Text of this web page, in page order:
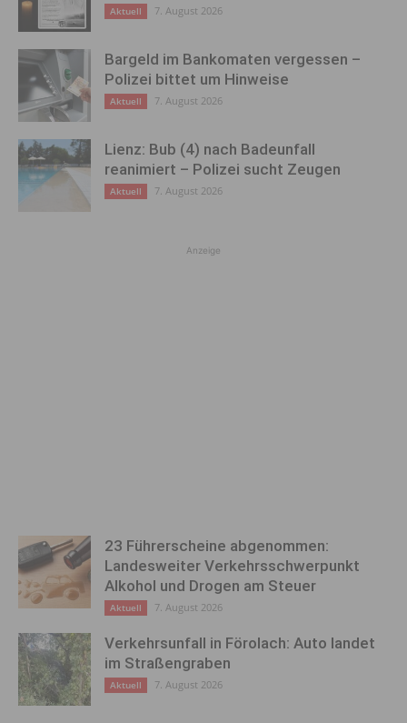
Aktuell 7. August 2026
Bargeld im Bankomaten vergessen –
Polizei bittet um Hinweise
Aktuell 7. August 2026
Lienz: Bub (4) nach Badeunfall
reanimiert – Polizei sucht Zeugen
Aktuell 7. August 2026
Anzeige
23 Führerscheine abgenommen:
Landesweiter Verkehrsschwerpunkt
Alkohol und Drogen am Steuer
Aktuell 7. August 2026
Verkehrsunfall in Förolach: Auto landet
im Straßengraben
Aktuell 7. August 2026